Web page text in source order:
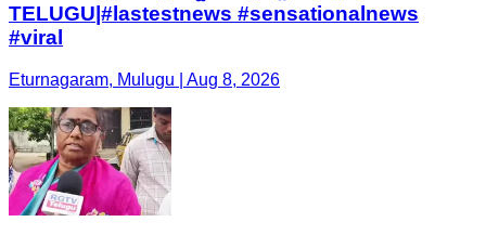
TELUGU|#lastestnews #sensationalnews
#viral
Eturnagaram, Mulugu | Aug 8, 2026